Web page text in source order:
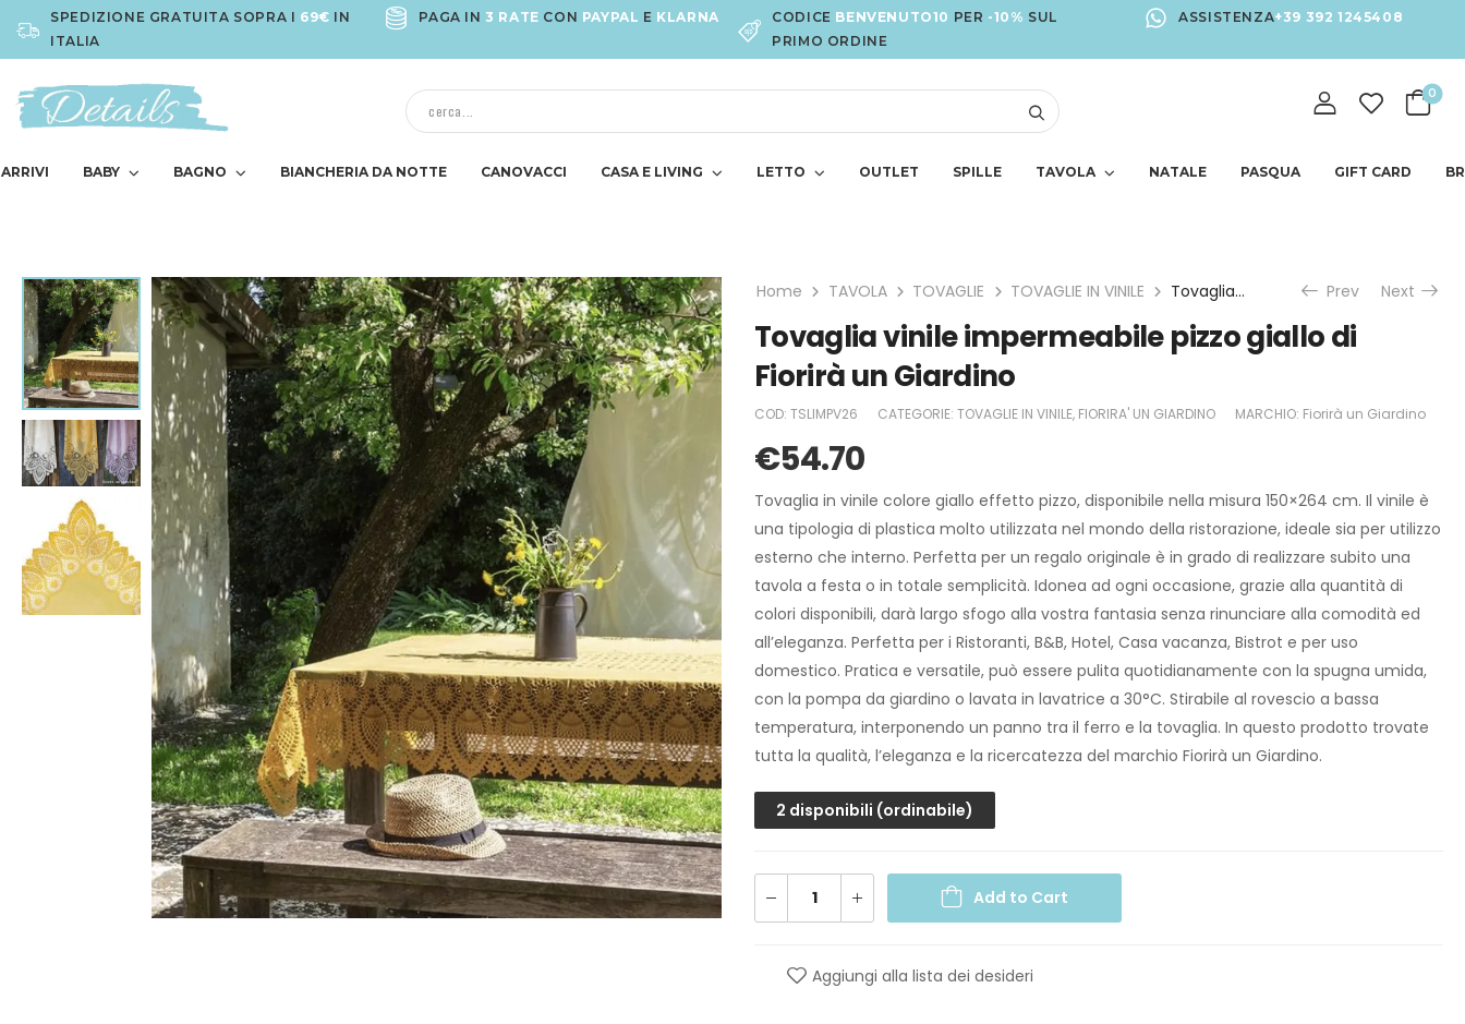
SPEDIZIONE GRATUITA SOPRA I 69€ IN
ITALIA
PAGA IN 3 RATE CON PAYPAL E KLARNA CODICE BENVENUTO10 PER -10% SUL
PRIMO ORDINE
ASSISTENZA+39 392 1245408
0
BABY BAGNO BIANCHERIA DA NOTTE CANOVACCI CASA E LIVING LETTO OUTLET SPILLE TAVOLA NATALE PASQUA GIFT CARD
Home TAVOLA TOVAGLIE TOVAGLIE IN VINILE Tovaglia vinile impermeabile pizzo giallo di Fiorirà un Giardino Prev Next
Tovaglia vinile impermeabile pizzo giallo di
Fiorirà un Giardino
COD: TSLIMPV26 CATEGORIE: TOVAGLIE IN VINILE, FIORIRA' UN GIARDINO MARCHIO: Fiorirà un Giardino
€54.70
Tovaglia in vinile colore giallo effetto pizzo, disponibile nella misura 150×264 cm. Il vinile è
una tipologia di plastica molto utilizzata nel mondo della ristorazione, ideale sia per utilizzo
esterno che interno. Perfetta per un regalo originale è in grado di realizzare subito una
tavola a festa o in totale semplicità. Idonea ad ogni occasione, grazie alla quantità di
colori disponibili, darà largo sfogo alla vostra fantasia senza rinunciare alla comodità ed
all’eleganza. Perfetta per i Ristoranti, B&B, Hotel, Casa vacanza, Bistrot e per uso
domestico. Pratica e versatile, può essere pulita quotidianamente con la spugna umida,
con la pompa da giardino o lavata in lavatrice a 30°C. Stirabile al rovescio a bassa
temperatura, interponendo un panno tra il ferro e la tovaglia. In questo prodotto trovate
tutta la qualità, l’eleganza e la ricercatezza del marchio Fiorirà un Giardino.
2 disponibili (ordinabile)
Add to Cart
Aggiungi alla lista dei desideri